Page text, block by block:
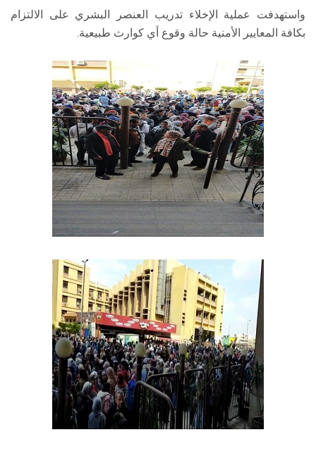
واستهدفت عملية الإخلاء تدريب العنصر البشري على الالتزام
بكافة المعايير الأمنية حالة وقوع أي كوارث طبيعية.